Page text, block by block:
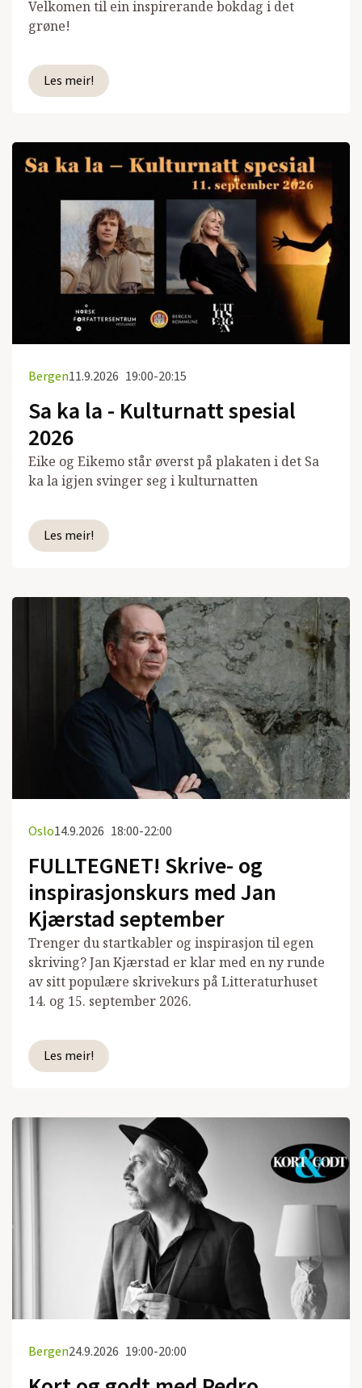
Velkomen til ein inspirerande bokdag i det
grøne!
Les meir!
Bergen11.9.2026 19:00-20:15
Sa ka la - Kulturnatt spesial
2026
Eike og Eikemo står øverst på plakaten i det Sa
ka la igjen svinger seg i kulturnatten
Les meir!
Oslo14.9.2026 18:00-22:00
FULLTEGNET! Skrive- og
inspirasjonskurs med Jan
Kjærstad september
Trenger du startkabler og inspirasjon til egen
skriving? Jan Kjærstad er klar med en ny runde
av sitt populære skrivekurs på Litteraturhuset
14. og 15. september 2026.
Les meir!
Bergen24.9.2026 19:00-20:00